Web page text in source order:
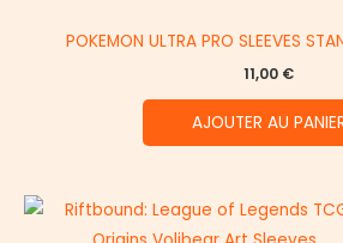
POKEMON ULTRA PRO SLEEVES
11,00 €
AJOUTER AU